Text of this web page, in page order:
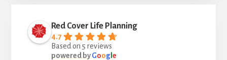
Red Cover Life Planning
4.7
Based on 5 reviews
powered byGoogl e